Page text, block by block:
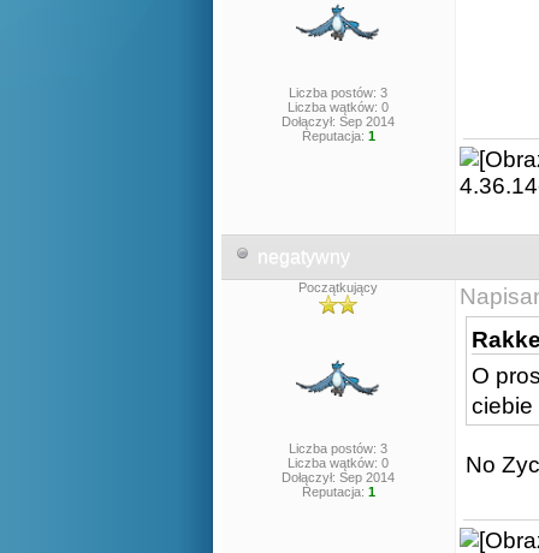
Liczba postów: 3
Liczba wątków: 0
Dołączył: Sep 2014
Reputacja: 1
negatywny
Początkujący
Liczba postów: 3
Liczba wątków: 0
Dołączył: Sep 2014
Reputacja: 1
O
ciebie
No